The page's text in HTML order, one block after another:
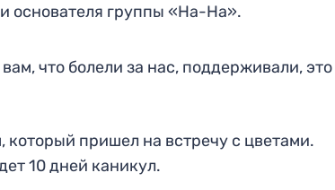
основателя группы «На-На».
что болели за нас, поддерживали, это
пришел на встречу с цветами.
10 дней каникул.